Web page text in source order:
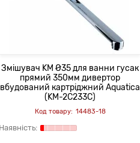
Змішувач KM Ø35 для ванни гусак
прямий 350мм дивертор
вбудований картріджний Aquatica
(KM-2C233C)
14483-18